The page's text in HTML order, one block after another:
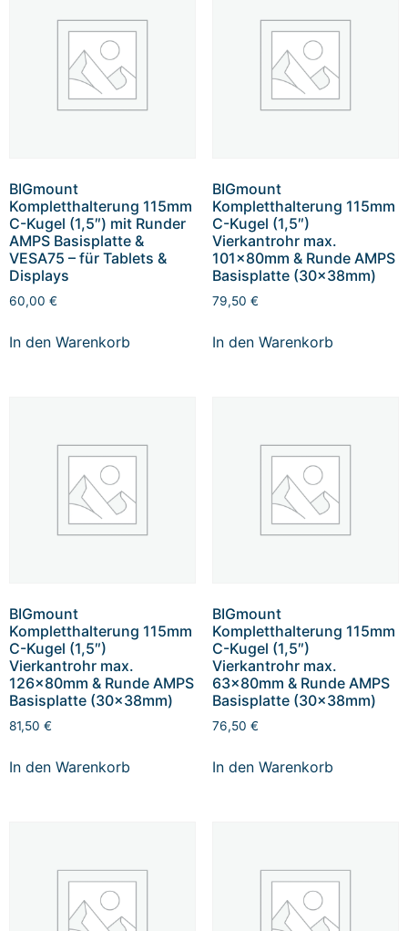
BIGmount
Kompletthalterung 115mm
C-Kugel (1,5″) mit Runder
AMPS Basisplatte &
VESA75 – für Tablets &
Displays
60,00 €
In den Warenkorb
BIGmount
Kompletthalterung 115mm
C-Kugel (1,5″)
Vierkantrohr max.
101x80mm & Runde AMPS
Basisplatte (30x38mm)
79,50 €
In den Warenkorb
BIGmount
Kompletthalterung 115mm
C-Kugel (1,5″)
Vierkantrohr max.
126x80mm & Runde AMPS
Basisplatte (30x38mm)
81,50 €
In den Warenkorb
BIGmount
Kompletthalterung 115mm
C-Kugel (1,5″)
Vierkantrohr max.
63x80mm & Runde AMPS
Basisplatte (30x38mm)
76,50 €
In den Warenkorb